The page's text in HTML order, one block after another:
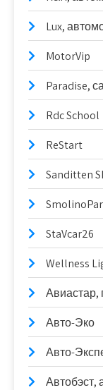
Lux,
MotorVip
Paradise,
Rdc School
ReStart
Sanditten
StaVcar26
Wellness
Авиастар,
Авто-Эко
Авто-
Автобэст,